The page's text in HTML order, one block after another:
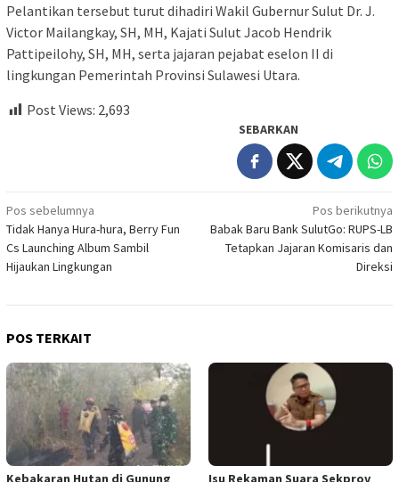
Pelantikan tersebut turut dihadiri Wakil Gubernur Sulut Dr. J.
Victor Mailangkay, SH, MH, Kajati Sulut Jacob Hendrik
Pattipeilohy, SH, MH, serta jajaran pejabat eselon II di
lingkungan Pemerintah Provinsi Sulawesi Utara.
Post Views: 2,693
SEBARKAN
Navigasi
pos
Pos sebelumnya
Tidak Hanya Hura-hura, Berry Fun
Cs Launching Album Sambil
Hijaukan Lingkungan
Pos berikutnya
Babak Baru Bank SulutGo: RUPS-LB
Tetapkan Jajaran Komisaris dan
Direksi
POS TERKAIT
Kebakaran Hutan di Gunung Isu Rekaman Suara Sekprov